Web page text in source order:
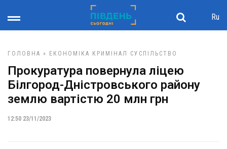
Ru
ГОЛОВНА » ЕКОНОМІКА КРИМІНАЛ СУСПІЛЬСТВО
Прокуратура повернула ліцею
Білгород-Дністровського району
землю вартістю 20 млн грн
12:50 23/11/2023